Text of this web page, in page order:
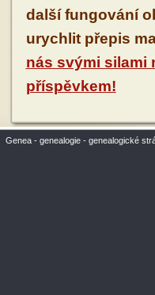
další fungování
urychlit přepis
nás svými silami
příspěvkem!
Genea - genealogie - genealogické